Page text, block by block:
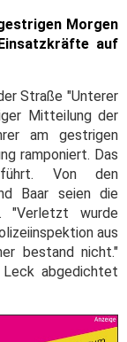
Morgen
auf
Straße "Unterer
Mitteilung der
am gestrigen
ramponiert. Das
Von den
Baar seien die
"Verletzt wurde
aus
bestand nicht."
abgedichtet